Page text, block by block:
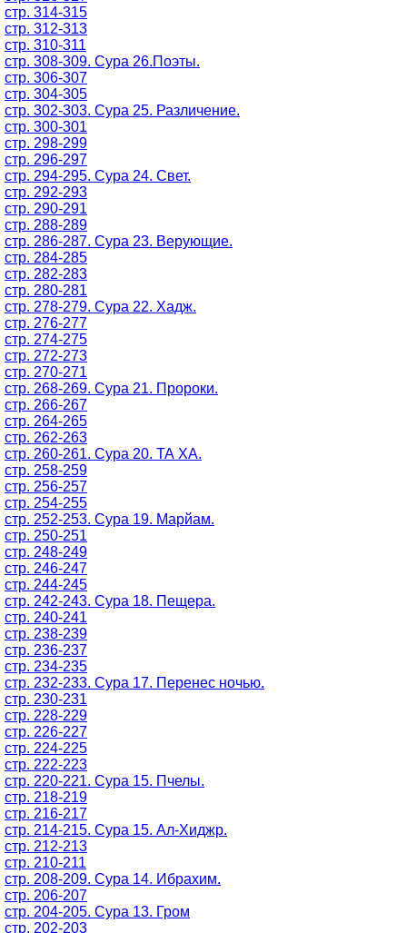
стр. 314-315
стр. 312-313
стр. 310-311
стр. 308-309. Сура 26.Поэты.
стр. 306-307
стр. 304-305
стр. 302-303. Сура 25. Различение.
стр. 300-301
стр. 298-299
стр. 296-297
стр. 294-295. Сура 24. Свет.
стр. 292-293
стр. 290-291
стр. 288-289
стр. 286-287. Сура 23. Верующие.
стр. 284-285
стр. 282-283
стр. 280-281
стр. 278-279. Сура 22. Хадж.
стр. 276-277
стр. 274-275
стр. 272-273
стр. 270-271
стр. 268-269. Сура 21. Пророки.
стр. 266-267
стр. 264-265
стр. 262-263
стр. 260-261. Сура 20. ТА ХА.
стр. 258-259
стр. 256-257
стр. 254-255
стр. 252-253. Сура 19. Марйам.
стр. 250-251
стр. 248-249
стр. 246-247
стр. 244-245
стр. 242-243. Сура 18. Пещера.
стр. 240-241
стр. 238-239
стр. 236-237
стр. 234-235
стр. 232-233. Сура 17. Перенес ночью.
стр. 230-231
стр. 228-229
стр. 226-227
стр. 224-225
стр. 222-223
стр. 220-221. Сура 15. Пчелы.
стр. 218-219
стр. 216-217
стр. 214-215. Сура 15. Ал-Хиджр.
стр. 212-213
стр. 210-211
стр. 208-209. Сура 14. Ибрахим.
стр. 206-207
стр. 204-205. Сура 13. Гром
стр. 202-203